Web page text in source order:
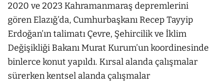
2020 ve 2023 Kahramanmaraş depremlerini
gören Elazığ’da, Cumhurbaşkanı Recep Tayyip
Erdoğan’ın talimatı Çevre, Şehircilik ve İklim
Değişikliği Bakanı Murat Kurum’un koordinesinde
binlerce konut yapıldı. Kırsal alanda çalışmalar
sürerken kentsel alanda çalışmalar